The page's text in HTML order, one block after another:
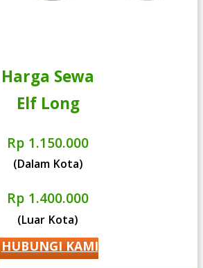
Harga Sewa
Elf Long
Rp 1.150.000
(Dalam Kota)
Rp 1.400.000
(Luar Kota)
HUBUNGI KAMI